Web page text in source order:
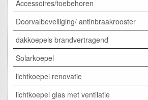
Accessoires/toebehoren
Doorvalbeveiliging/ antinbraakrooster
dakkoepels brandvertragend
Solarkoepel
lichtkoepel renovatie
lichtkoepel glas met ventilatie